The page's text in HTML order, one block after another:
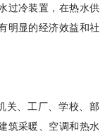
冷装置，在热水供
明显的经济效益和社
、工厂、学校、部
筑采暖、空调和热水